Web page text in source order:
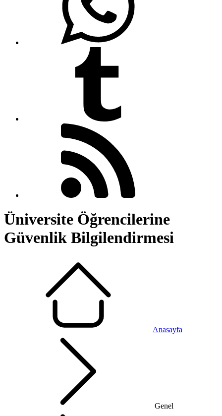
Üniversite Öğrencilerine
Güvenlik Bilgilendirmesi
Anasayfa
Genel